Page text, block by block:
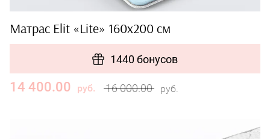
Матрас Elit «Lite» 160x200 см
1440 бонусов
14 400.00 руб. 16 000.00 руб.